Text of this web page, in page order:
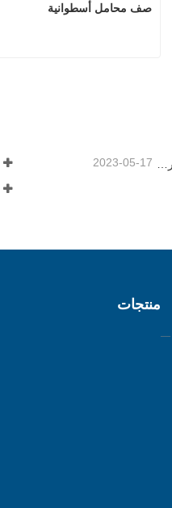
صف محامل أسطوانية
2023-05-17
منتجات